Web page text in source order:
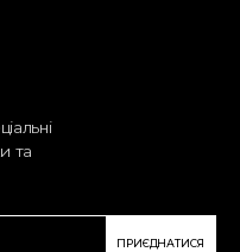
та
ПРИЄДНАТИСЯ